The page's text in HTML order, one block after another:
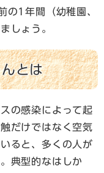
の1年間（幼稚園、
しょう。
とは
の感染によって起
だけではなく空気
ると、多くの人が
典型的なはしか